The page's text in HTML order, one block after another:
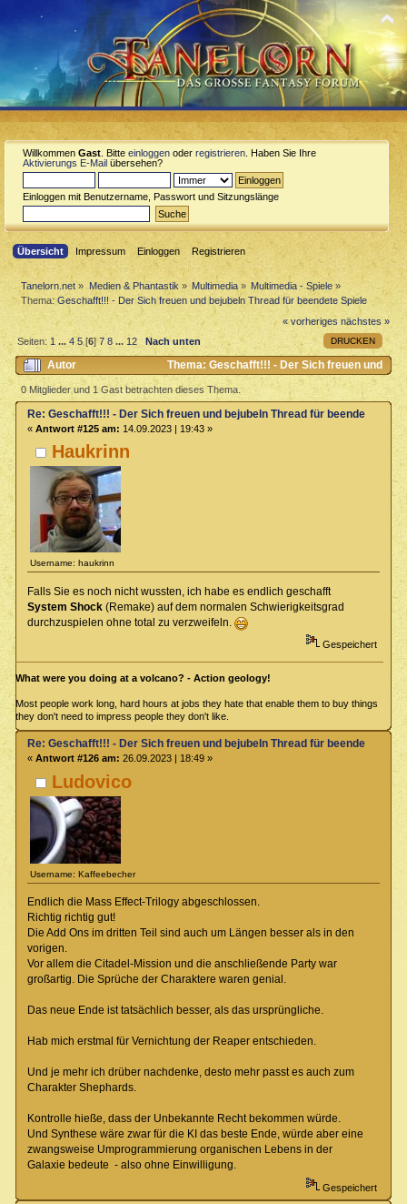
Willkommen Gast . Bitte einloggen oder registrieren . Haben Sie Ihre
Aktivierungs E-Mail übersehen?
Einloggen mit Benutzername, Passwort und Sitzungslänge
Übersicht Impressum Einloggen Registrieren
Tanelorn.net » Medien & Phantastik » Multimedia » Multimedia - Spiele»
Thema:Geschafft!!! - Der Sich freuen und bejubeln Thread für beendete Spiele
« vorheriges nächstes »
DRUCKEN
Seiten:1 ...4 5[6]7 8 ...12 Nach unten
Autor
Thema: Geschafft!!! - Der Sich freuen und
bejubeln Thread für beendete Spiele (Gelesen 44516 mal)
0 Mitglieder und 1 Gast betrachten dieses Thema.
Haukrinn
Username: haukrinn
Re: Geschafft!!! - Der Sich freuen und bejubeln Thread für beendete
« Antwort #125 am: 14.09.2023 | 19:43 »
Falls Sie es noch nicht wussten, ich habe es endlich geschafft
System Shock(Remake) auf dem normalen Schwierigkeitsgrad
durchzuspielen ohne total zu verzweifeln.
Gespeichert
What were you doing at a volcano? - Action geology!
Most people work long, hard hours at jobs they hate that enable them to buy things
they don't need to impress people they don't like.
Ludovico
Username: Kaffeebecher
Re: Geschafft!!! - Der Sich freuen und bejubeln Thread für beendete
« Antwort #126 am: 26.09.2023 | 18:49 »
Endlich die Mass Effect-Trilogy abgeschlossen.
Richtig richtig gut!
Die Add Ons im dritten Teil sind auch um Längen besser als in den
vorigen.
Vor allem die Citadel-Mission und die anschließende Party war
großartig. Die Sprüche der Charaktere waren genial.
Das neue Ende ist tatsächlich besser, als das ursprüngliche.
Hab mich erstmal für Vernichtung der Reaper entschieden.
Und je mehr ich drüber nachdenke, desto mehr passt es auch zum
Charakter Shephards.
Kontrolle hieße, dass der Unbekannte Recht bekommen würde.
Und Synthese wäre zwar für die KI das beste Ende, würde aber eine
zwangsweise Umprogrammierung organischen Lebens in der
Galaxie bedeute - also ohne Einwilligung.
Gespeichert